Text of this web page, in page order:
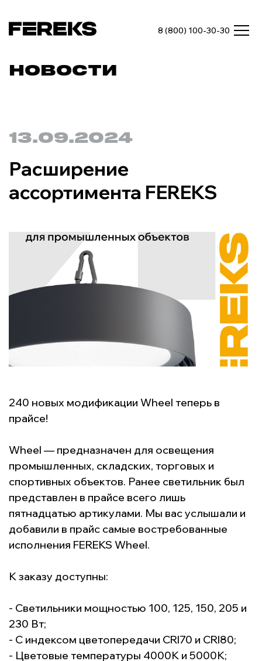
8 (800) 100-30-30
НОВОСТИ
13.09.2024
Расширение
ассортимента FEREKS
240 новых модификации Wheel теперь в
прайсе!
Wheel — предназначен для освещения
промышленных, складских, торговых и
спортивных объектов. Ранее светильник был
представлен в прайсе всего лишь
пятнадцатью артикулами. Мы вас услышали и
добавили в прайс самые востребованные
исполнения FEREKS Wheel.
К заказу доступны:
- Светильники мощностью 100, 125, 150, 205 и
230 Вт;
- С индексом цветопередачи CRI70 и CRI80;
- Цветовые температуры 4000К и 5000К;